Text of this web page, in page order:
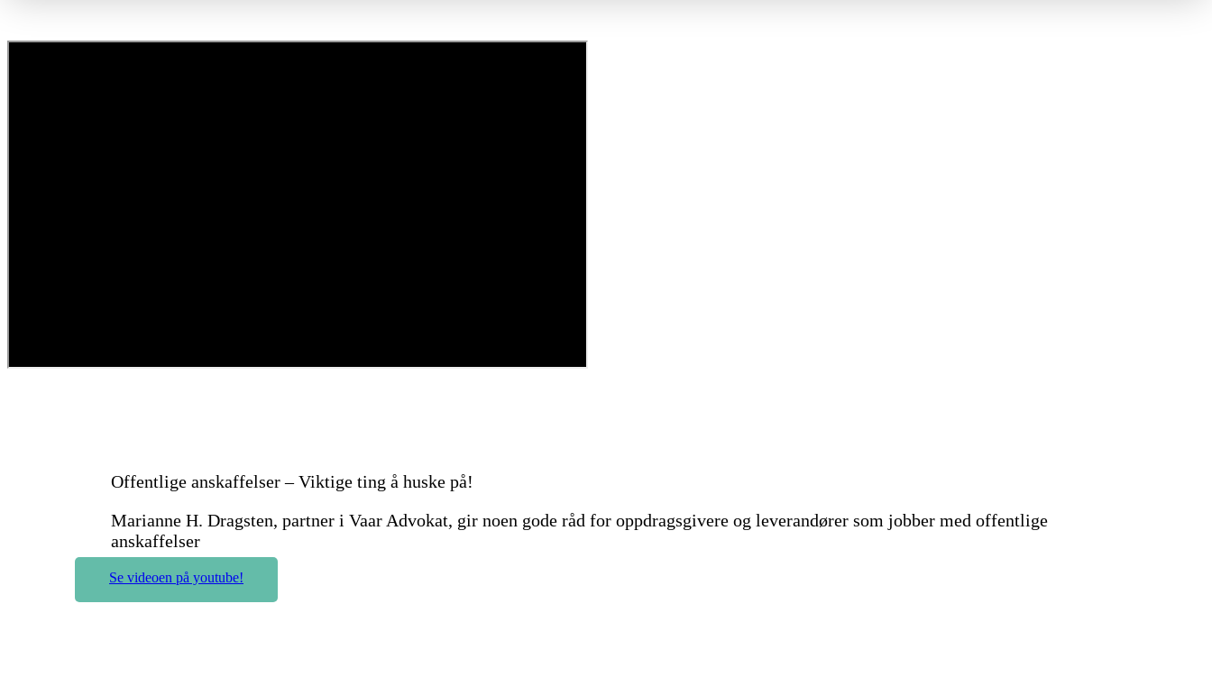
Offentlige anskaffelser – Viktige ting å huske på!
Marianne H. Dragsten, partner i Vaar Advokat, gir noen gode råd for oppdragsgivere og leverandører som jobber med offentlige
anskaffelser
Se videoen på youtube!